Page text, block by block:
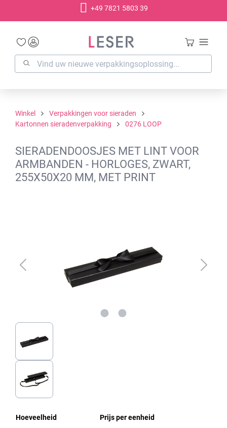
+49 7821 5803 39
Winkel
Verpakkingen voor sieraden
Kartonnen sieradenverpakking
0276 LOOP
SIERADENDOOSJES MET LINT VOOR
ARMBANDEN - HORLOGES, ZWART,
255X50X20 MM, MET PRINT
Hoeveelheid Prijs per eenheid